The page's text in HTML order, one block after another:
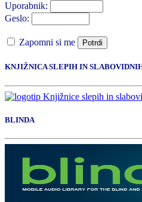
Uporabnik:
Geslo:
Zapomni si me Potrdi
KNJIŽNICA SLEPIH IN
BLINDA